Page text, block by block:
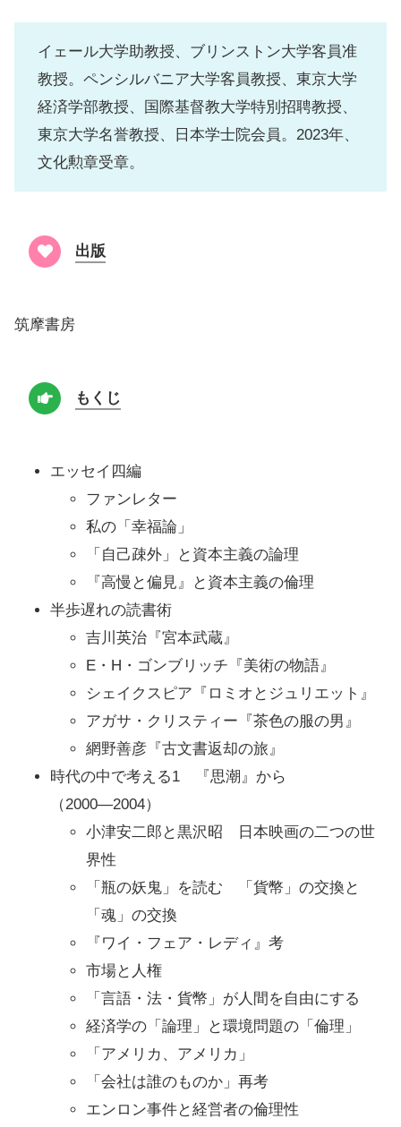
イェール大学助教授、ブリンストン大学客員准
教授。ペンシルバニア大学客員教授、東京大学
経済学部教授、国際基督教大学特別招聘教授、
東京大学名誉教授、日本学士院会員。2023年、
文化勲章受章。
出版
筑摩書房
もくじ
エッセイ四編
ファンレター
私の「幸福論」
「自己疎外」と資本主義の論理
『高慢と偏見』と資本主義の倫理
半歩遅れの読書術
吉川英治『宮本武蔵』
E・H・ゴンブリッチ『美術の物語』
シェイクスピア『ロミオとジュリエット』
アガサ・クリスティー『茶色の服の男』
網野善彦『古文書返却の旅』
時代の中で考える1 『思潮』から
（2000―2004）
小津安二郎と黒沢昭 日本映画の二つの世
界性
「瓶の妖鬼」を読む 「貨幣」の交換と
「魂」の交換
『ワイ・フェア・レディ』考
市場と人権
「言語・法・貨幣」が人間を自由にする
経済学の「論理」と環境問題の「倫理」
「アメリカ、アメリカ」
「会社は誰のものか」再考
エンロン事件と経営者の倫理性